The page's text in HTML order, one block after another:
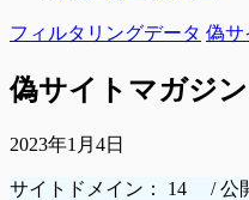
フィルタリングデータ 偽サ
偽サイトマガジン
2023年1月4日
サイトドメイン： 14 / 公